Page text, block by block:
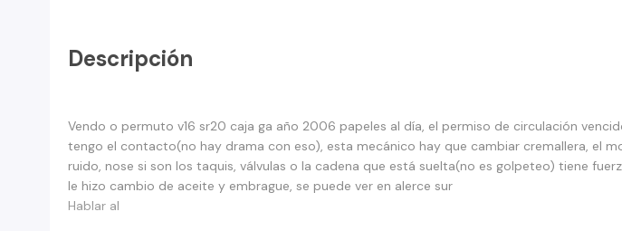
Descripción
Vendo o permuto v16 sr20 caja ga año 2006 papeles al día, el permiso de circulación
tengo el contacto(no hay drama con eso), esta mecánico hay que cambiar cremallera, el
ruido, nose si son los taquis, válvulas o la cadena que está suelta(no es golpeteo) tiene
le hizo cambio de aceite y embrague, se puede ver en alerce sur
Hablar al